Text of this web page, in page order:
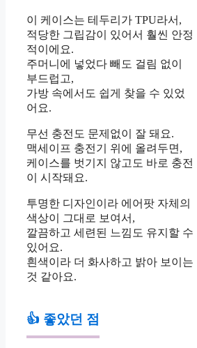
이 케이스는 테두리가 TPU라서,
적당한 그립감이 있어서 훨씬 안정
적이에요.
주머니에 넣었다 빼도 걸림 없이
부드럽고,
가방 속에서도 쉽게 찾을 수 있었
어요.
무선 충전도 문제없이 잘 돼요.
맥세이프 충전기 위에 올려두면,
케이스를 벗기지 않고도 바로 충전
이 시작돼요.
투명한 디자인이라 에어팟 자체의
색상이 그대로 보여서,
깔끔하고 세련된 느낌도 유지할 수
있어요.
흰색이라 더 화사하고 밝아 보이는
것 같아요.
👍 좋았던 점